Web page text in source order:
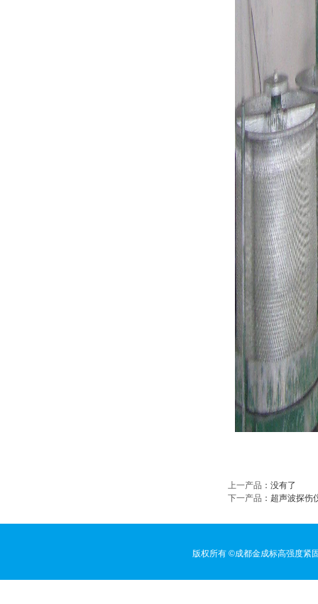
上一产品 ：没有了
下一产品 ： 超声波探伤
版权所有 ©成都金成标高强度紧